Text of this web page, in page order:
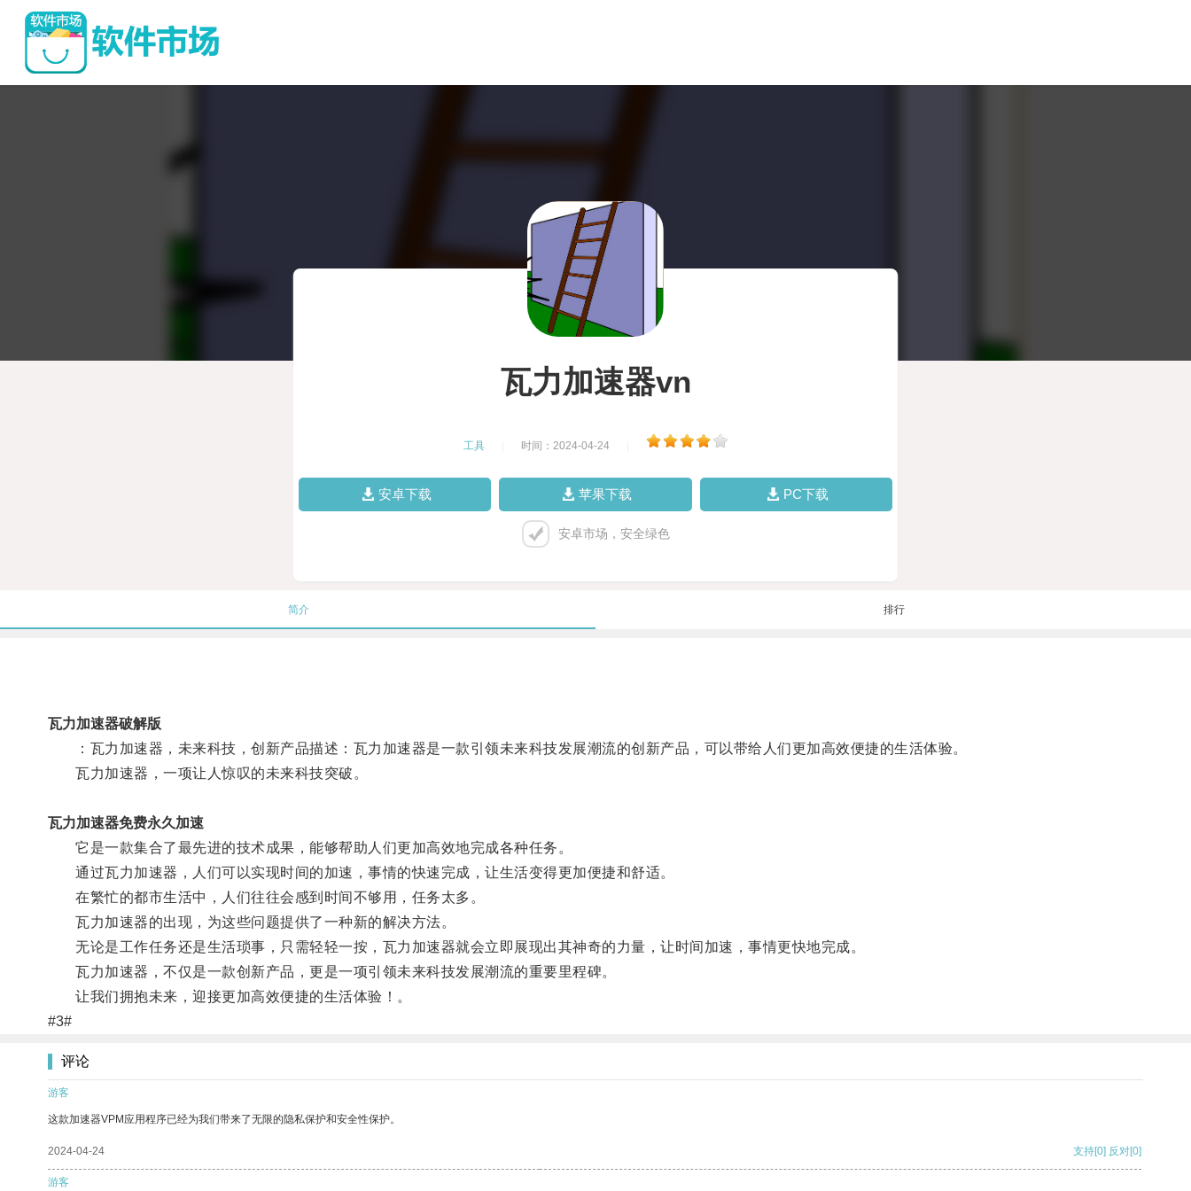
瓦力加速器vn
工具 时间：2024-04-24
安卓下载 苹果下载 PC下载
安卓市场，安全绿色
简介 排行
瓦力加速器破解版
：瓦力加速器，未来科技，创新产品描述：瓦力加速器是一款引领未来科技发展潮流的创新产品，可以带给人们更加高效便捷的生活体验。
瓦力加速器，一项让人惊叹的未来科技突破。
瓦力加速器免费永久加速
它是一款集合了最先进的技术成果，能够帮助人们更加高效地完成各种任务。
通过瓦力加速器，人们可以实现时间的加速，事情的快速完成，让生活变得更加便捷和舒适。
在繁忙的都市生活中，人们往往会感到时间不够用，任务太多。
瓦力加速器的出现，为这些问题提供了一种新的解决方法。
无论是工作任务还是生活琐事，只需轻轻一按，瓦力加速器就会立即展现出其神奇的力量，让时间加速，事情更快地完成。
瓦力加速器，不仅是一款创新产品，更是一项引领未来科技发展潮流的重要里程碑。
让我们拥抱未来，迎接更加高效便捷的生活体验！。
#3#
评论
游客
这款加速器VPM应用程序已经为我们带来了无限的隐私保护和安全性保护。
2024-04-24 支持[0] 反对[0]
游客